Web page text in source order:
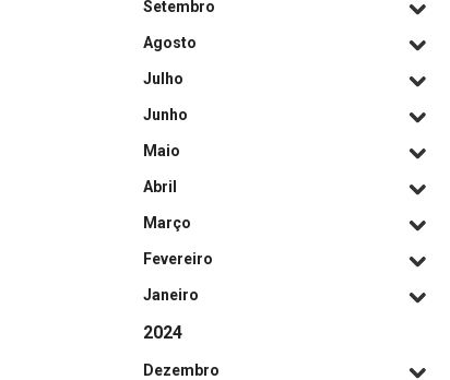
Setembro
Agosto
Julho
Junho
Maio
Abril
Março
Fevereiro
Janeiro
2024
Dezembro